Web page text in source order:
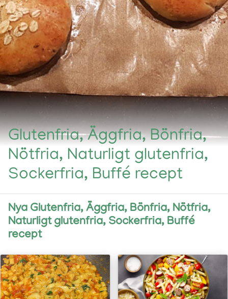
Glutenfria, Äggfria, Bönfria,
Nötfria, Naturligt glutenfria,
Sockerfria, Buffé recept
Nya Glutenfria, Äggfria, Bönfria, Nötfria,
Naturligt glutenfria, Sockerfria, Buffé
recept